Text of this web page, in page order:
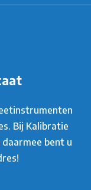
Bij Kalibratie
bent u